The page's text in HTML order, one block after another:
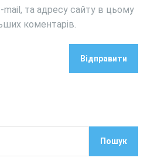
mail, та адресу сайту в цьому
коментарів.
Пошук